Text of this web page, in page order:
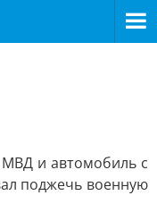
и автомобиль с
поджечь военную